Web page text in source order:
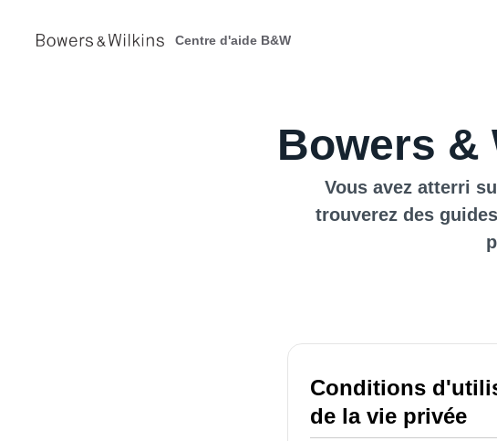
Centre d'aide B&W
Bowers &
Vous avez atterri
trouverez des
Conditions
de la vie privée